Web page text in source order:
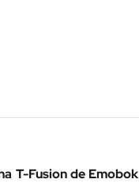
T-Fusion de Emobok